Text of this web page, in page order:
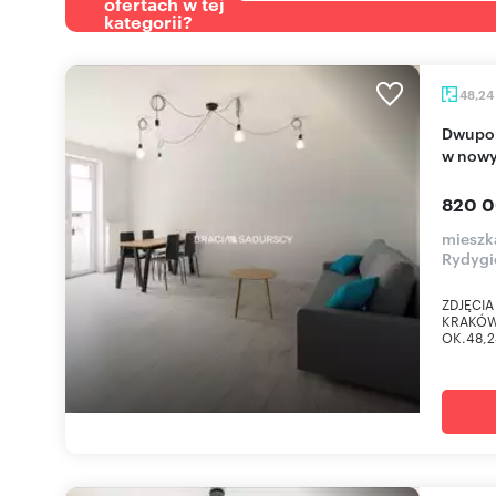
kategorii?
48,24
Dwupokojowe mieszkanie z balkonem (48,24 m²)
w
820